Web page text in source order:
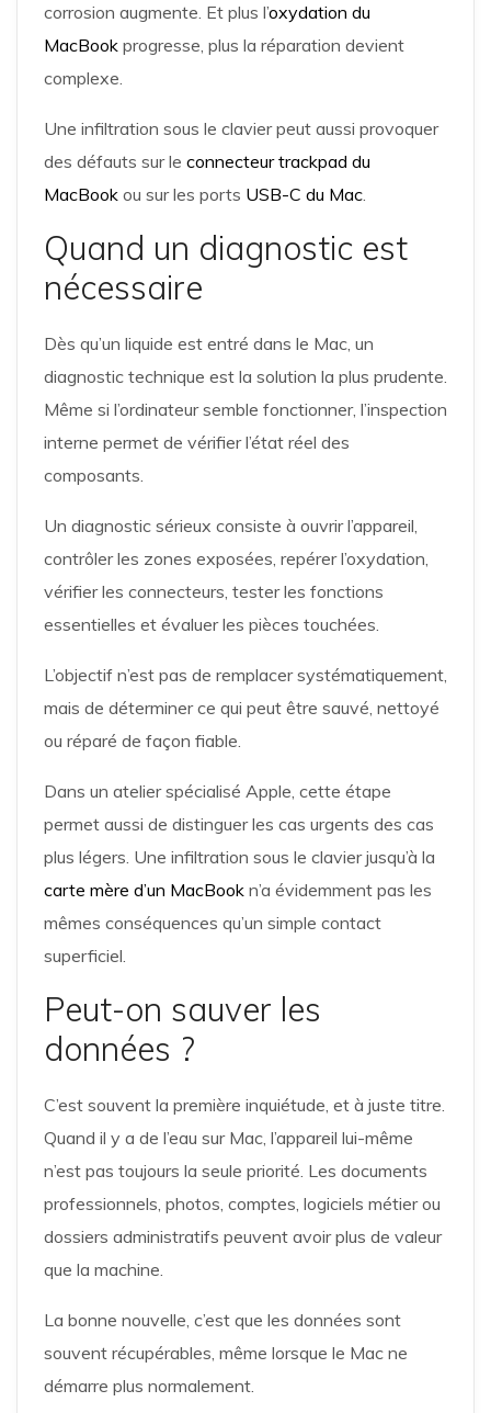
corrosion augmente. Et plus l’oxydation du
MacBook progresse, plus la réparation devient
complexe.
Une infiltration sous le clavier peut aussi provoquer
des défauts sur le connecteur trackpad du
MacBook ou sur les ports USB-C du Mac.
Quand un diagnostic est
nécessaire
Dès qu’un liquide est entré dans le Mac, un
diagnostic technique est la solution la plus prudente.
Même si l’ordinateur semble fonctionner, l’inspection
interne permet de vérifier l’état réel des
composants.
Un diagnostic sérieux consiste à ouvrir l’appareil,
contrôler les zones exposées, repérer l’oxydation,
vérifier les connecteurs, tester les fonctions
essentielles et évaluer les pièces touchées.
L’objectif n’est pas de remplacer systématiquement,
mais de déterminer ce qui peut être sauvé, nettoyé
ou réparé de façon fiable.
Dans un atelier spécialisé Apple, cette étape
permet aussi de distinguer les cas urgents des cas
plus légers. Une infiltration sous le clavier jusqu’à la
carte mère d’un MacBook n’a évidemment pas les
mêmes conséquences qu’un simple contact
superficiel.
Peut-on sauver les
données ?
C’est souvent la première inquiétude, et à juste titre.
Quand il y a de l’eau sur Mac, l’appareil lui-même
n’est pas toujours la seule priorité. Les documents
professionnels, photos, comptes, logiciels métier ou
dossiers administratifs peuvent avoir plus de valeur
que la machine.
La bonne nouvelle, c’est que les données sont
souvent récupérables, même lorsque le Mac ne
démarre plus normalement.